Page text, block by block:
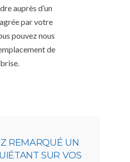
auprès d’un
par votre
pouvez nous
de
REMARQUÉ UN
SUR VOS